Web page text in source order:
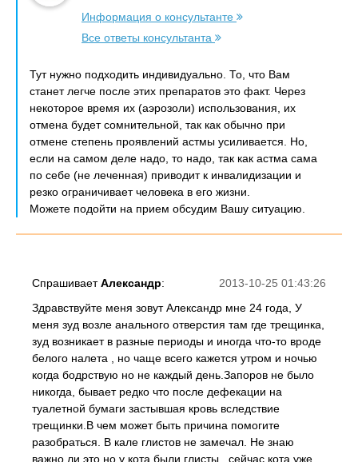
Информация о консультанте
Все ответы консультанта
Тут нужно подходить индивидуально. То, что Вам
станет легче после этих препаратов это факт. Через
некоторое время их (аэрозоли) использования, их
отмена будет сомнительной, так как обычно при
отмене степень проявлений астмы усиливается. Но,
если на самом деле надо, то надо, так как астма сама
по себе (не леченная) приводит к инвалидизации и
резко ограничивает человека в его жизни.
Можете подойти на прием обсудим Вашу ситуацию.
2013-10-25 01:43:26
СпрашиваетАлександр:
Здравствуйте меня зовут Александр мне 24 года, У
меня зуд возле анального отверстия там где трещинка,
зуд возникает в разные периоды и иногда что-то вроде
белого налета , но чаще всего кажется утром и ночью
когда бодрствую но не каждый день.Запоров не было
никогда, бывает редко что после дефекации на
туалетной бумаги застывшая кровь вследствие
трещинки.В чем может быть причина помогите
разобраться. В кале глистов не замечал. Не знаю
важно ли это но у кота были глисты , сейчас кота уже